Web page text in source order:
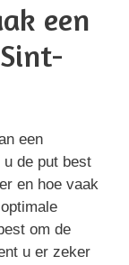
een
een
de put best
en hoe vaak
om de
u er zeker